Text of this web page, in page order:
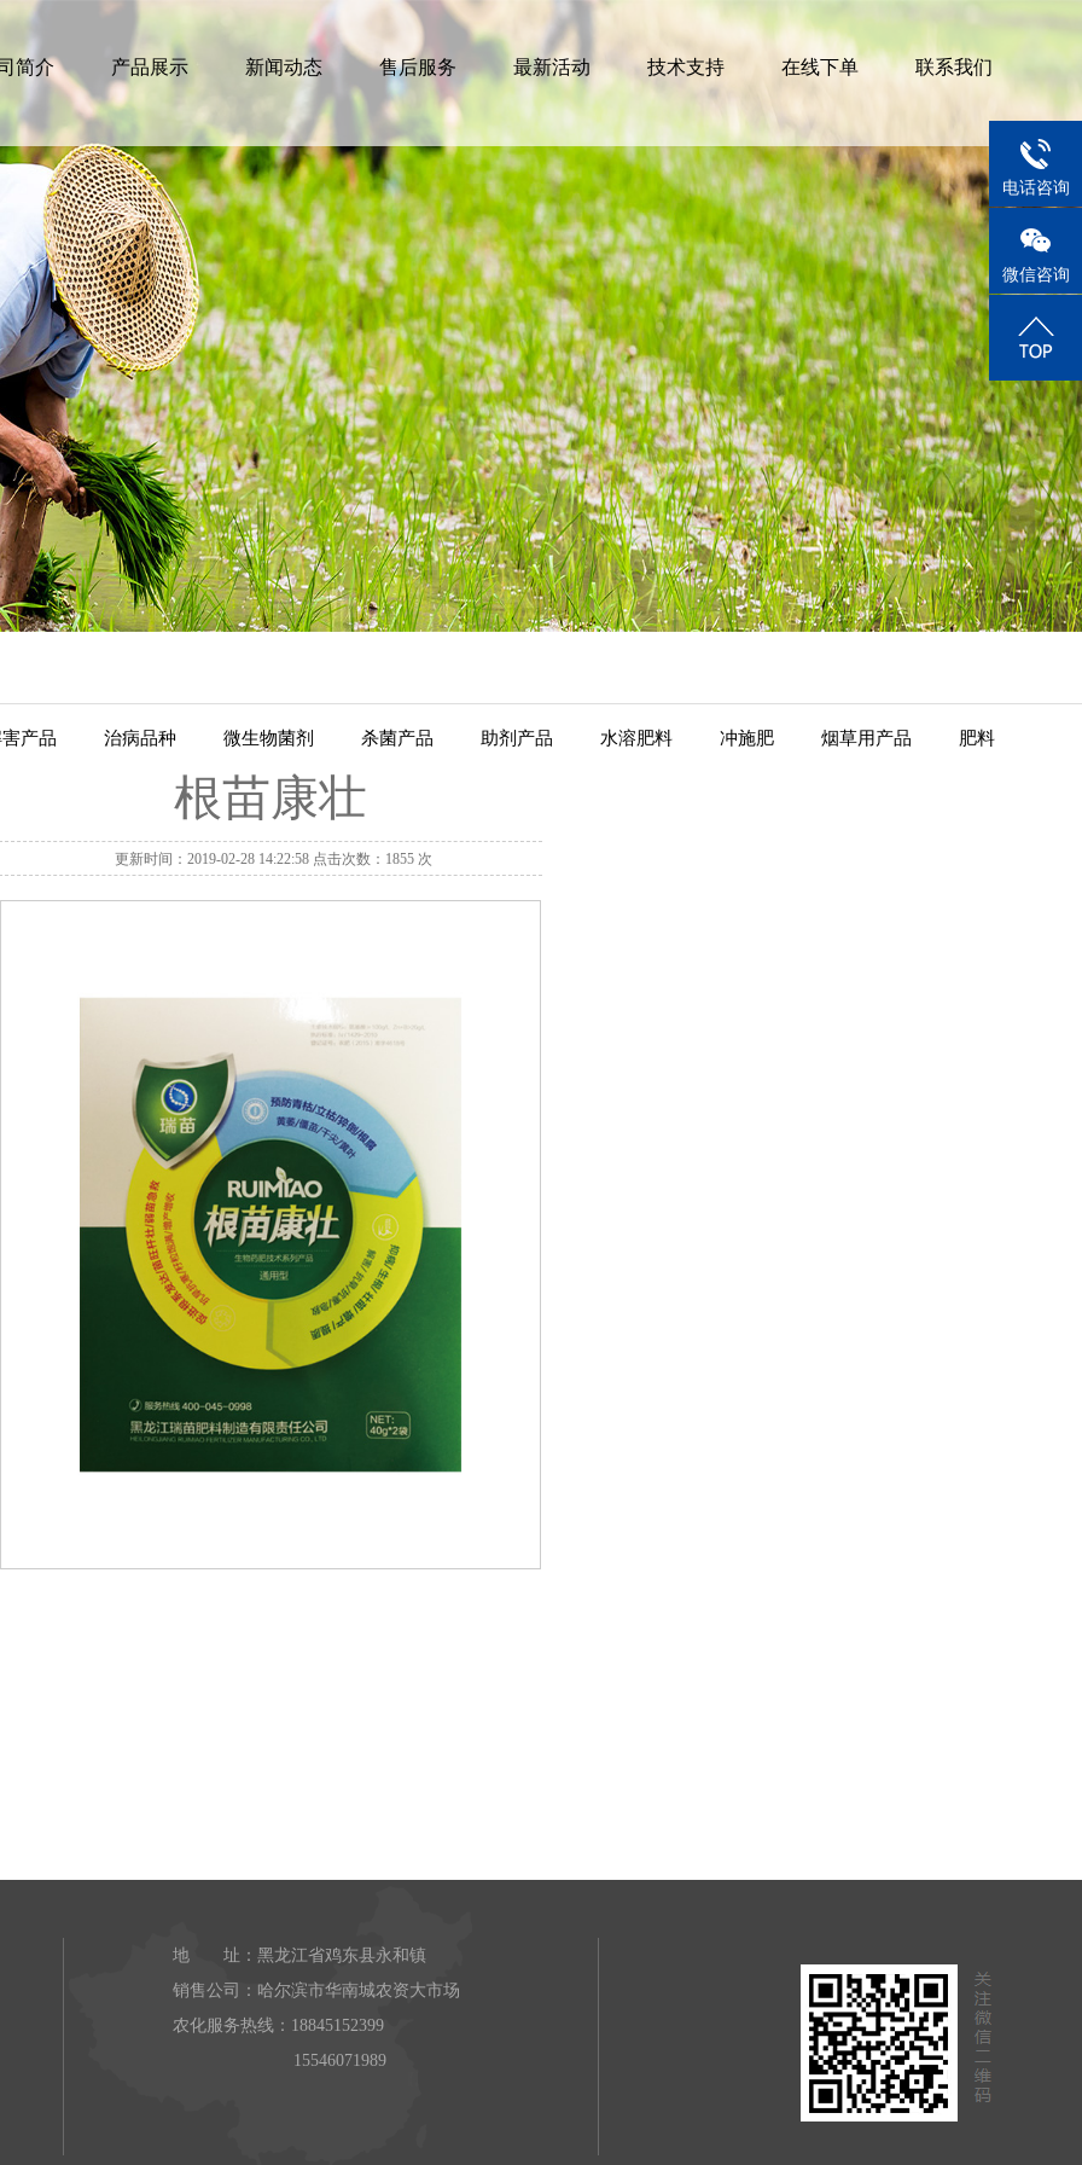
简介 产品展示 新闻动态 售后服务 最新活动 技术支持 在线下单 联系我们
产品 治病品种 微生物菌剂 杀菌产品 助剂产品 水溶肥料 冲施肥 烟草用产品 肥料
根苗康壮
更新时间：2019-02-28 14:22:58 点击次数：1855 次
地 址：黑龙江省鸡东县永和镇
销售公司：哈尔滨市华南城农资大市场
农化服务热线：18845152399
15546071989
电话咨询
微信咨询